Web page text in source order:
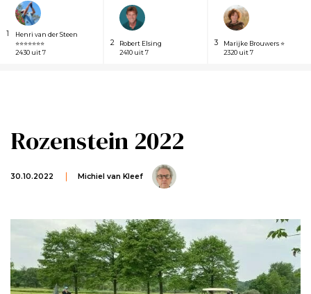
1
Henri van der Steen
⭐⭐⭐⭐⭐⭐⭐
2430 uit 7
2
Robert Elsing
2410 uit 7
3
Marijke Brouwers ⭐
2320 uit 7
Rozenstein 2022
30.10.2022 Michiel van Kleef